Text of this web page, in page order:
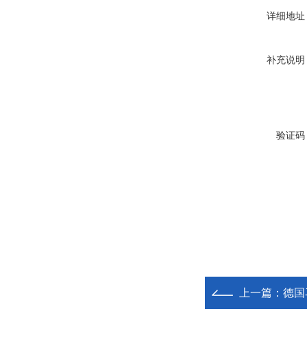
详细地址
补充说明
验证码
上一篇： 德